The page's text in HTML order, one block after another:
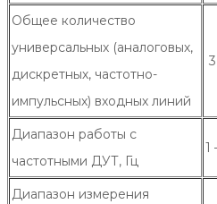
Общее количество
универсальных (аналоговых,
дискретных, частотно-
импульсных) входных линий
3
Диапазон работы с
частотными ДУТ, Гц
1
Диапазон измерения